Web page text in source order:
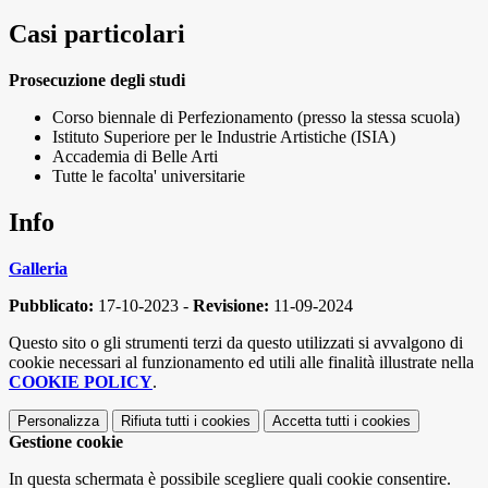
Casi particolari
Prosecuzione degli studi
Corso biennale di Perfezionamento (presso la stessa scuola)
Istituto Superiore per le Industrie Artistiche (ISIA)
Accademia di Belle Arti
Tutte le facolta' universitarie
Info
Galleria
Pubblicato: 17-10-2023 - Revisione: 11-09-2024
Questo sito o gli strumenti terzi da questo utilizzati si avvalgono di
cookie necessari al funzionamento ed utili alle finalità illustrate nella
COOKIE POLICY.
Personalizza Rifiuta tutti i cookies Accetta tutti i cookies
Gestione cookie
In questa schermata è possibile scegliere quali cookie consentire.